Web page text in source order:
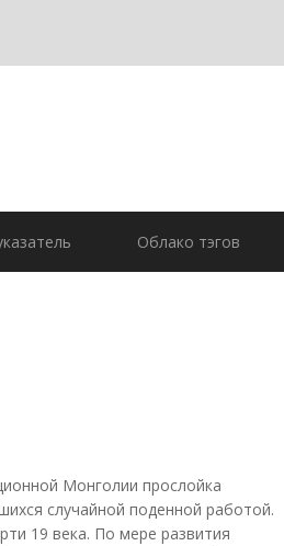
Облако тэгов
Монголии прослойка
случайной поденной работой.
19 века. По мере развития